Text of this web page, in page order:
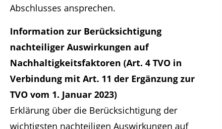
Abschlusses ansprechen.
Information zur Berücksichtigung
nachteiliger Auswirkungen auf
Nachhaltigkeitsfaktoren (Art. 4 TVO in
Verbindung mit Art. 11 der Ergänzung zur
TVO vom 1. Januar 2023)
Erklärung über die Berücksichtigung der
wichtigsten nachteiligen Auswirkungen auf